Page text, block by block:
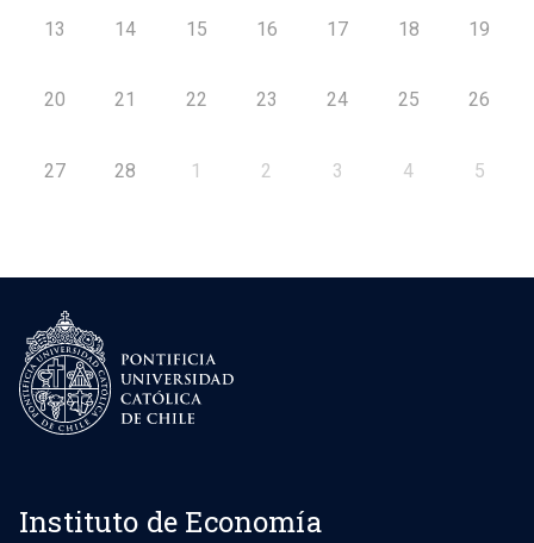
13 14 15 16 17 18 19
20 21 22 23 24 25 26
27 28 1 2 3 4 5
Instituto de Economía